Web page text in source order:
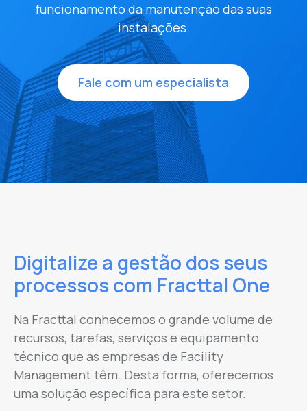
funcionamento da manutenção das suas
instalações.
Fale com um especialista
Função
*
Telemóvel*
Quero receber novidades, convites para eventos e
Digitalize a gestão dos seus
processos com Fracttal One
Na Fracttal conhecemos o grande volume de
recursos, tarefas, serviços e equipamento
técnico que as empresas de Facility
Management têm. Desta forma, oferecemos
uma solução específica para este setor.